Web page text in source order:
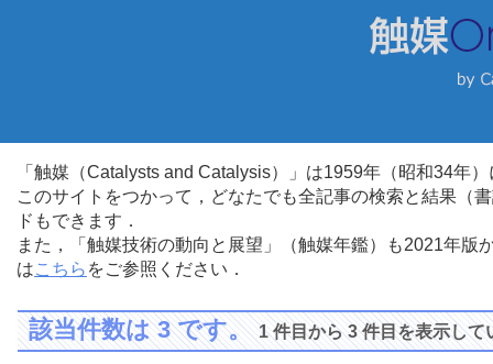
「触媒（Catalysts and Catalysis）」は1959年（昭和34年
このサイトをつかって，どなたでも全記事の検索と結果（
ドもできます．
また，「触媒技術の動向と展望」（触媒年鑑）も2021年
はこちら をご参照ください．
該当件数は 3 です。1 件目から 3 件目を表示して